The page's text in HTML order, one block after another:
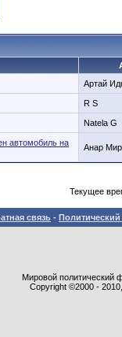
Артай
R S
Natela G
автомобиль на
Анар
Текущее
связь -
Мировой политический
Copyright ©2000 -